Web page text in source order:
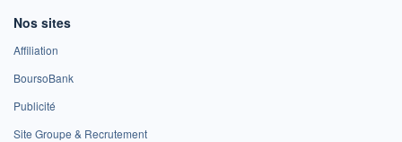
Nos sites
Affiliation
BoursoBank
Publicité
Site Groupe & Recrutement